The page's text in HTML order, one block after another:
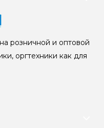
розничной и оптовой
оргтехники как для